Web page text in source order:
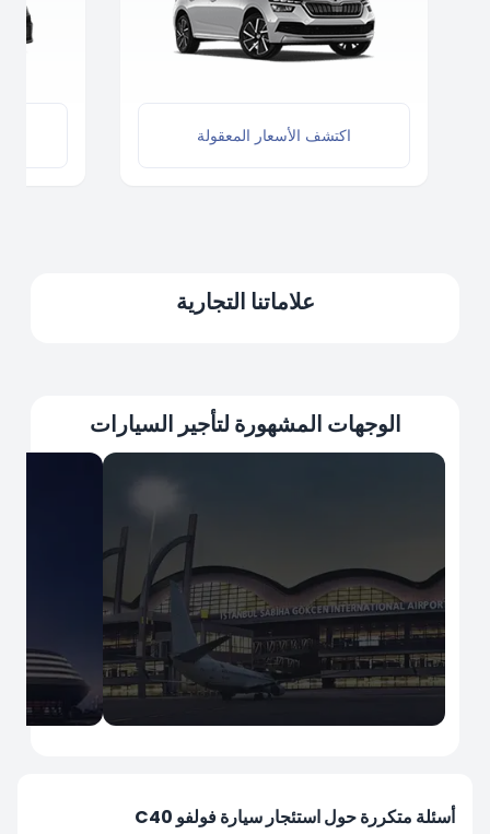
اكتشف الأسعار المعقولة
علاماتنا التجارية
الوجهات المشهورة لتأجير السيارات
أسئلة متكررة حول استئجار سيارة فولفو C40